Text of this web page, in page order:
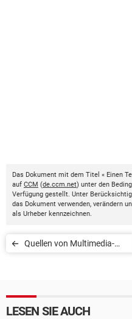
Das Dokument mit dem Titel « Einen
auf CCM (de.ccm.net) unter den
Verfügung gestellt. Unter
das Dokument verwenden, verändern
als Urheber kennzeichnen.
Quellen von Multimedia-
LESEN SIE AUCH